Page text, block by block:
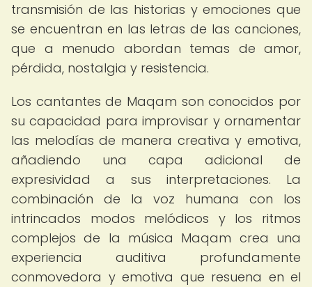
transmisión de las historias y emociones que
se encuentran en las letras de las canciones,
que a menudo abordan temas de amor,
pérdida, nostalgia y resistencia.
Los cantantes de Maqam son conocidos por
su capacidad para improvisar y ornamentar
las melodías de manera creativa y emotiva,
añadiendo una capa adicional de
expresividad a sus interpretaciones. La
combinación de la voz humana con los
intrincados modos melódicos y los ritmos
complejos de la música Maqam crea una
experiencia auditiva profundamente
conmovedora y emotiva que resuena en el